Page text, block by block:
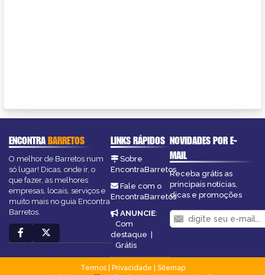
ENCONTRABARRETOS
O melhor de Barretos num
só lugar! Dicas, onde ir, o
que fazer, as melhores
empresas, locais, serviços e
muito mais no guia Encontra
Barretos.
LINKS RÁPIDOS
Sobre
EncontraBarretos
Fale com o
EncontraBarretos
ANUNCIE:
Com
destaque |
Grátis
NOVIDADES POR E-
MAIL
Receba grátis as
principais notícias,
dicas e promoções
Termos| Privacidade
Sitemap